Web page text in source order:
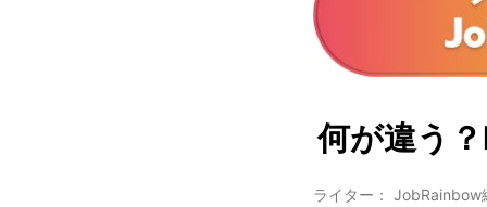
何が違う
ライター： JobRainbow